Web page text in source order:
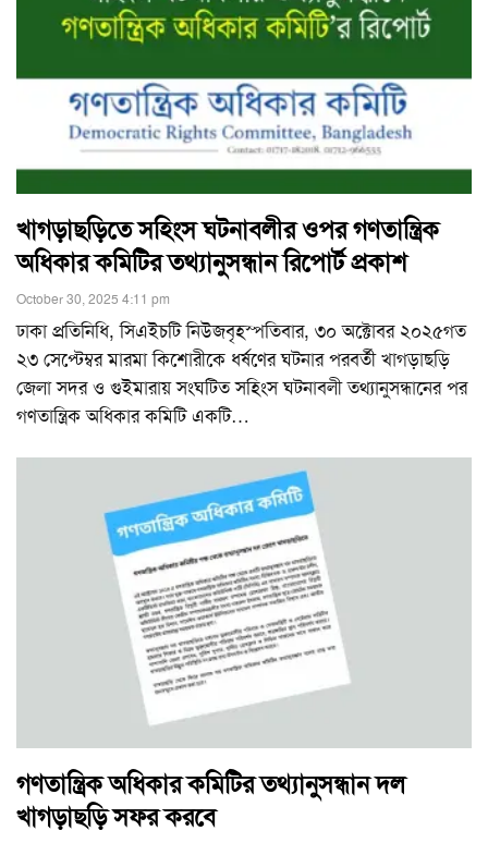
খাগড়াছড়িতে সহিংস ঘটনাবলীর ওপর গণতান্ত্রিক
অধিকার কমিটির তথ্যানুসন্ধান রিপোর্ট প্রকাশ
October 30, 2025 4:11 pm
ঢাকা প্রতিনিধি, সিএইচটি নিউজবৃহস্পতিবার, ৩০ অক্টোবর ২০২৫গত
২৩ সেপ্টেম্বর মারমা কিশোরীকে ধর্ষণের ঘটনার পরবর্তী খাগড়াছড়ি
জেলা সদর ও গুইমারায় সংঘটিত সহিংস ঘটনাবলী তথ্যানুসন্ধানের পর
গণতান্ত্রিক অধিকার কমিটি একটি…
গণতান্ত্রিক অধিকার কমিটির তথ্যানুসন্ধান দল
খাগড়াছড়ি সফর করবে